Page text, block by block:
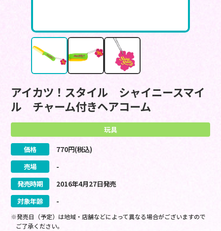
アイカツ！スタイル シャイニースマイ
ル チャーム付きヘアコーム
玩具
価格 770円(税込)
売場
-
発売時期
2016年4月27日発売
対象年齢
-
※発売日（予定）は地域・店舗などによって異なる場合がございますので
ご了承ください。